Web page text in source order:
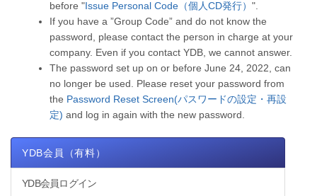
before "Issue Personal Code（個人CD発行） ".
If you have a ”Group Code” and do not know the
password, please contact the person in charge at your
company. Even if you contact YDB, we cannot answer.
The password set up on or before June 24, 2022, can
no longer be used. Please reset your password from
the Password Reset Screen(パスワードの設定・再設
定) and log in again with the new password.
YDB会員（有料）
YDB会員ログイン